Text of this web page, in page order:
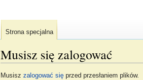
Musisz się zalogować
Musiszzalogować się przed przesłaniem plików.
Strona specjalna